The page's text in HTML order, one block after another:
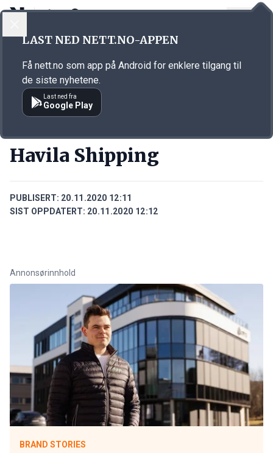
Annonsørinnhold
Havila Shipping
PUBLISERT: 20.11.2020 12:11
SIST OPPDATERT: 20.11.2020 12:12
Annonsørinnhold
BRAND STORIES
LAST NED NETT.NO-APPEN
Få nett.no som app på Android for enklere tilgang til
de siste nyhetene.
Last ned fra
Google Play